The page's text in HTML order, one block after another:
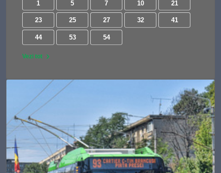
1 5 7 10 21
23 25 27 32 41
44 53 54
Vezi tot